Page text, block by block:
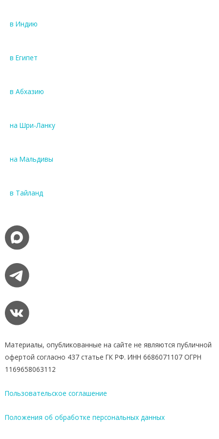
в Индию
в Египет
в Абхазию
на Шри-Ланку
на Мальдивы
в Тайланд
Материалы, опубликованные на сайте не являются публичной
офертой согласно 437 статье ГК РФ. ИНН 6686071107 ОГРН
1169658063112
Пользовательское соглашение
Положения об обработке персональных данных